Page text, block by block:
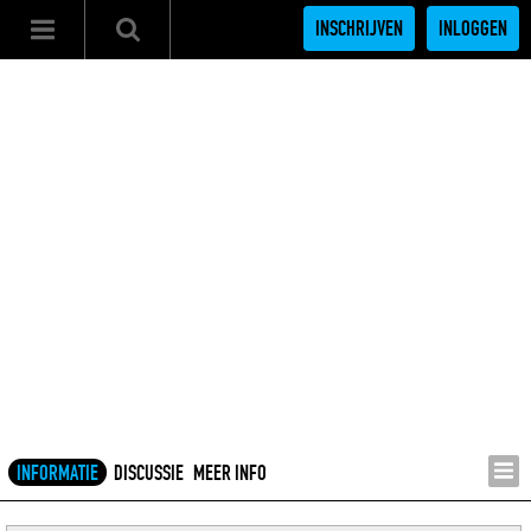
INSCHRIJVEN INLOGGEN
INFORMATIE DISCUSSIE MEER INFO